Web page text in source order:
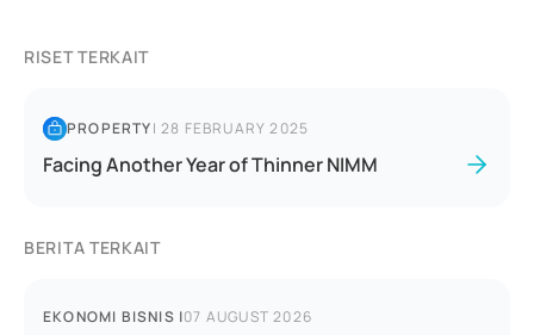
RISET TERKAIT
PROPERTY|28 FEBRUARY 2025
Facing Another Year of Thinner NIMM
BERITA TERKAIT
EKONOMI BISNIS |07 AUGUST 2026